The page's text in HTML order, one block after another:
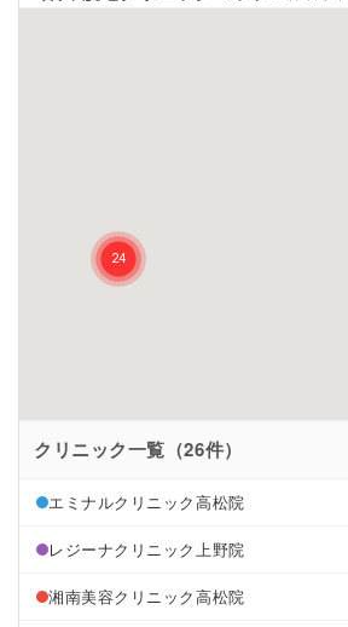
クリニック一覧（26件）
エミナルクリニック高松院
レジーナクリニック上野院
湘南美容クリニック高松院